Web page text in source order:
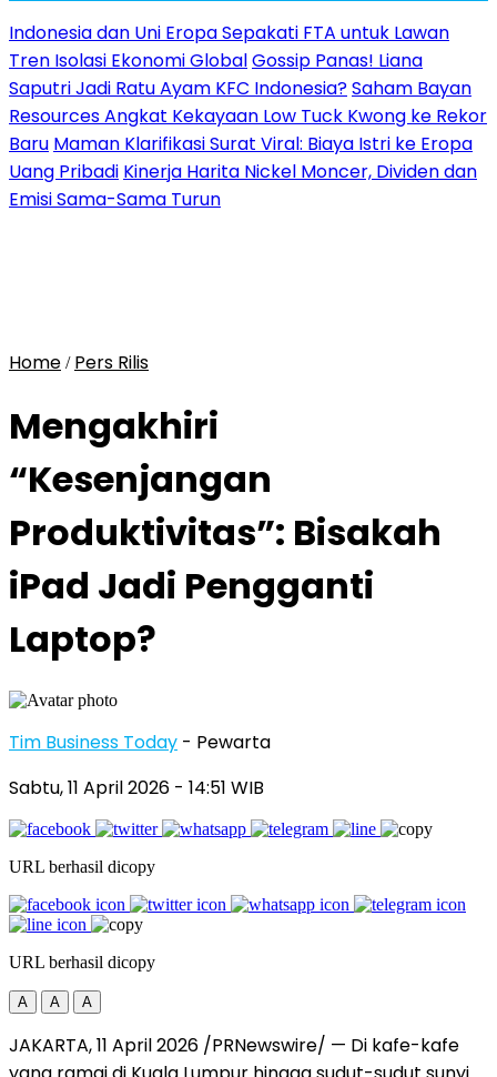
Indonesia dan Uni Eropa Sepakati FTA untuk Lawan
Tren Isolasi Ekonomi GlobalGossip Panas! Liana
Saputri Jadi Ratu Ayam KFC Indonesia?Saham Bayan
Resources Angkat Kekayaan Low Tuck Kwong ke Rekor
Baru Maman Klarifikasi Surat Viral: Biaya Istri ke Eropa
Uang Pribadi Kinerja Harita Nickel Moncer, Dividen dan
Emisi Sama-Sama Turun
Home / Pers Rilis
Mengakhiri
“Kesenjangan
Produktivitas”: Bisakah
iPad Jadi Pengganti
Laptop?
Tim Business Today - Pewarta
Sabtu, 11 April 2026 - 14:51 WIB
URL berhasil dicopy
URL berhasil dicopy
A A A
JAKARTA, 11 April 2026 /PRNewswire/ — Di kafe-kafe